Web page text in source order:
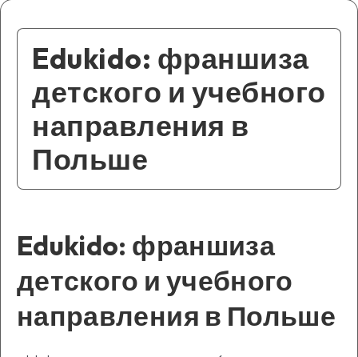
Edukido: франшиза
детского и учебного
направления в
Польше
Edukido: франшиза
детского и учебного
направления в Польше